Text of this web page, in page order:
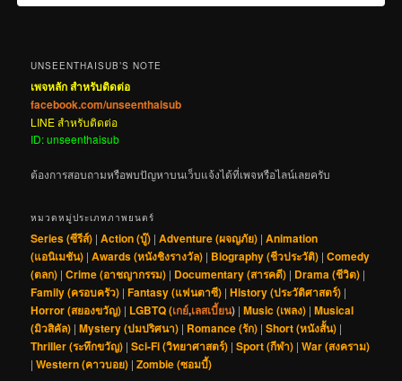
UNSEENTHAISUB’S NOTE
เพจหลัก สำหรับติดต่อ
facebook.com/unseenthaisub
LINE สำหรับติดต่อ
ID: unseenthaisub
ต้องการสอบถามหรือพบปัญหาบนเว็บแจ้งได้ที่เพจหรือไลน์เลยครับ
หมวดหมู่ประเภทภาพยนตร์
Series (ซีรีส์) |Action (บู๊) |Adventure (ผจญภัย) |Animation
(แอนิเมชัน) |Awards (หนังชิงรางวัล) | Biography (ชีวประวัติ) |Comedy
(ตลก) |Crime (อาชญากรรม) | Documentary (สารคดี) | Drama (ชีวิต) |
Family (ครอบครัว) |Fantasy (แฟนตาซี) |History (ประวัติศาสตร์) |
Horror (สยองขวัญ) | LGBTQ (เกย์,เลสเบี้ยน) |Music (เพลง) |Musical
(มิวสิคัล) |Mystery (ปมปริศนา) | Romance (รัก) |Short (หนังสั้น) |
Thriller (ระทึกขวัญ) |Sci-Fi (วิทยาศาสตร์) |Sport (กีฬา) |War (สงคราม)
|Western (คาวบอย) |Zombie (ซอมบี้)